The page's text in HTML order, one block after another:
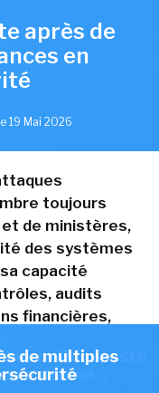
et Docaposte
confiance...
de multiples
après de
en
19 Mai 2026
toujours
de ministères,
des systèmes
capacité
audits
financières,